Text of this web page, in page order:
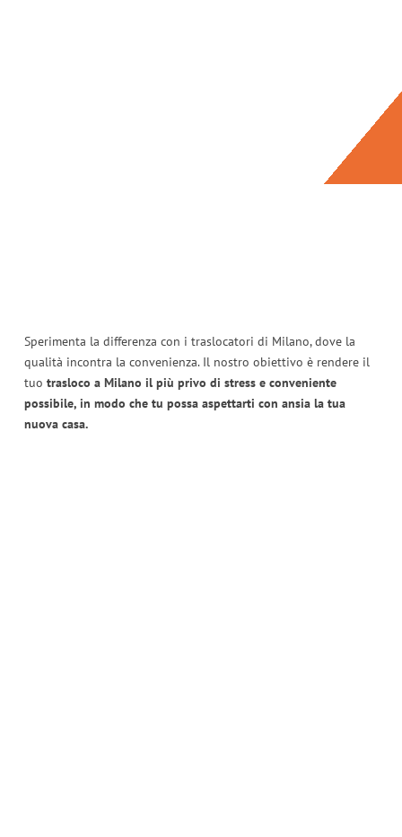
Sperimenta la differenza con i traslocatori di Milano, dove la
qualità incontra la convenienza. Il nostro obiettivo è rendere il
tuo trasloco a Milano il più privo di stress e conveniente
possibile, in modo che tu possa aspettarti con ansia la tua
nuova casa.